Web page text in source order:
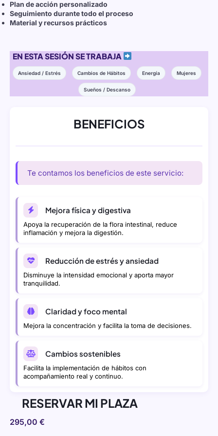
Plan deacción personalizado
Seguimiento durantetodo el proceso
Material yrecursosprácticos
EN ESTA SESIÓN SE TRABAJA
Ansiedad / Estrés Cambios de Hábitos Energía Mujeres
Sueños / Descanso
BENEFICIOS
Te contamos los beneficios de este servicio:
Mejora física y digestiva
Apoya la recuperación de la flora intestinal, reduce
inflamación y mejora la digestión.
Reducción de estrés y ansiedad
Disminuye la intensidad emocional y aporta mayor
tranquilidad.
Claridad y foco mental
Mejora la concentración y facilita la toma de decisiones.
Cambios sostenibles
Facilita la implementación de hábitos con
acompañamiento real y continuo.
RESERVAR MI PLAZA
295,00 €